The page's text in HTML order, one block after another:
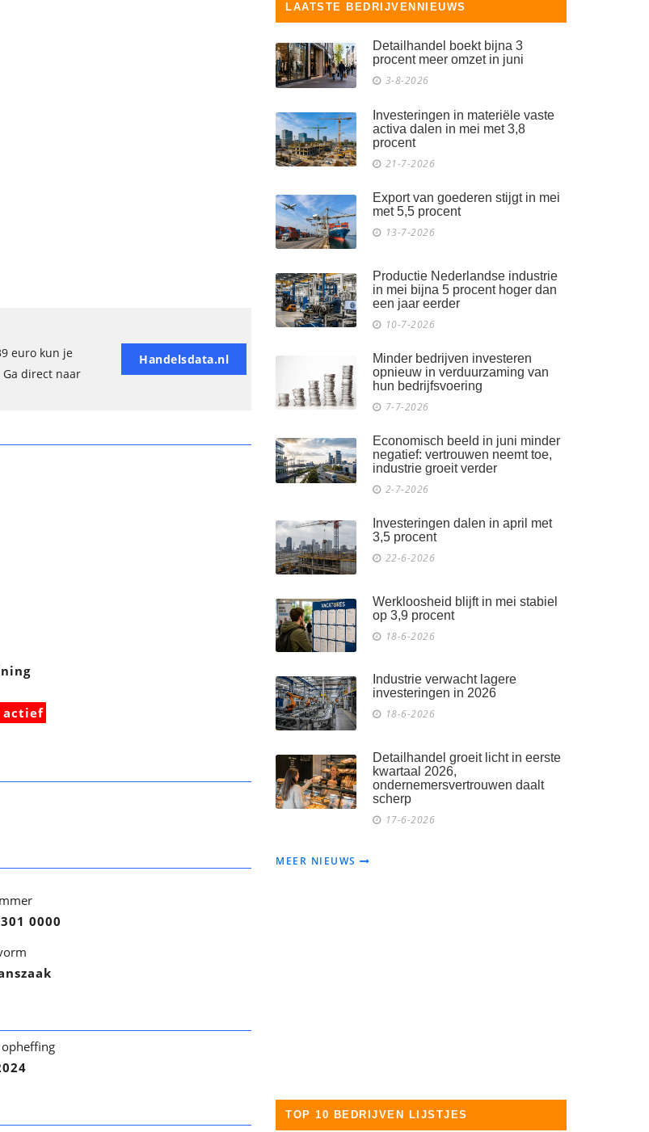
euro kun je
direct naar
Handelsdata.nl
actief
0000
LAATSTE BEDRIJVENNIEUWS
Detailhandel boekt bijna 3
procent meer omzet in juni
3-8-2026
Investeringen in materiële vaste
activa dalen in mei met 3,8
procent
21-7-2026
Export van goederen stijgt in mei
met 5,5 procent
13-7-2026
Productie Nederlandse industrie
in mei bijna 5 procent hoger dan
een jaar eerder
10-7-2026
Minder bedrijven investeren
opnieuw in verduurzaming van
hun bedrijfsvoering
7-7-2026
Economisch beeld in juni minder
negatief: vertrouwen neemt toe,
industrie groeit verder
2-7-2026
Investeringen dalen in april met
3,5 procent
22-6-2026
Werkloosheid blijft in mei stabiel
op 3,9 procent
18-6-2026
Industrie verwacht lagere
investeringen in 2026
18-6-2026
Detailhandel groeit licht in eerste
kwartaal 2026,
ondernemersvertrouwen daalt
scherp
17-6-2026
MEER NIEUWS
TOP 10 BEDRIJVEN LIJSTJES